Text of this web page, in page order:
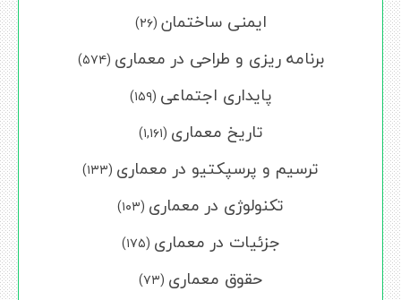
ایمنی ساختمان (۲۶)
برنامه ریزی و طراحی در معماری (۵۷۴)
پایداری اجتماعی (۱۵۹)
تاریخ معماری (۱,۱۶۱)
ترسیم و پرسپکتیو در معماری (۱۳۳)
تکنولوژی در معماری (۱۰۳)
جزئیات در معماری (۱۷۵)
حقوق معماری (۷۳)